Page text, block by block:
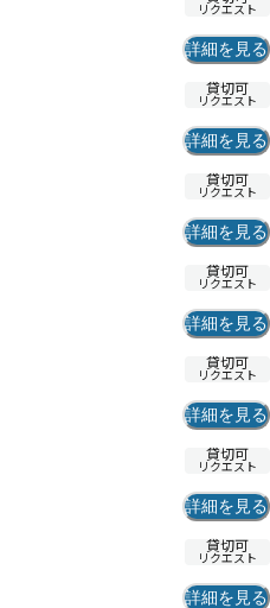
リクエスト
詳細を見る
貸切可
リクエスト
詳細を見る
貸切可
リクエスト
詳細を見る
貸切可
リクエスト
詳細を見る
貸切可
リクエスト
詳細を見る
貸切可
リクエスト
詳細を見る
貸切可
リクエスト
詳細を見る